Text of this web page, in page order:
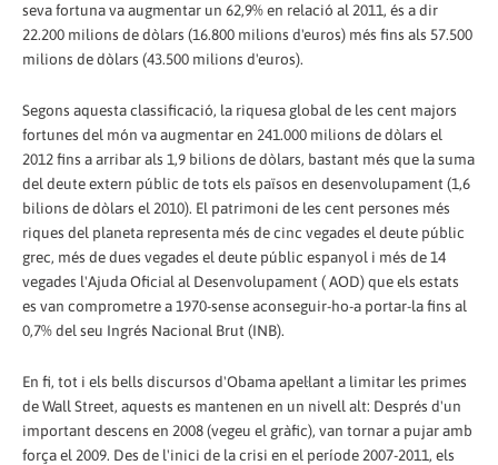
seva fortuna va augmentar un 62,9% en relació al 2011, és a dir
22.200 milions de dòlars (16.800 milions d'euros) més fins als 57.500
milions de dòlars (43.500 milions d'euros).
Segons aquesta classificació, la riquesa global de les cent majors
fortunes del món va augmentar en 241.000 milions de dòlars el
2012 fins a arribar als 1,9 bilions de dòlars, bastant més que la suma
del deute extern públic de tots els països en desenvolupament (1,6
bilions de dòlars el 2010). El patrimoni de les cent persones més
riques del planeta representa més de cinc vegades el deute públic
grec, més de dues vegades el deute públic espanyol i més de 14
vegades l'Ajuda Oficial al Desenvolupament ( AOD) que els estats
es van comprometre a 1970-sense aconseguir-ho-a portar-la fins al
0,7% del seu Ingrés Nacional Brut (INB).
En fi, tot i els bells discursos d'Obama apel·lant a limitar les primes
de Wall Street, aquests es mantenen en un nivell alt: Després d'un
important descens en 2008 (vegeu el gràfic), van tornar a pujar amb
força el 2009. Des de l'inici de la crisi en el període 2007-2011, els